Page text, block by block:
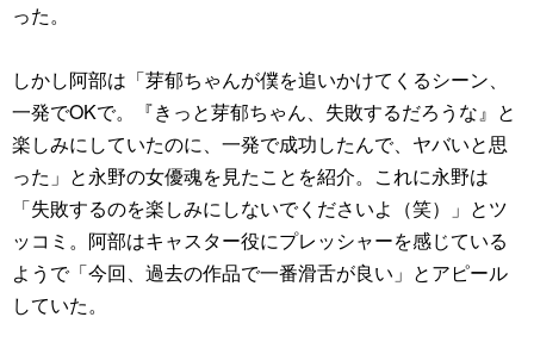
った。
しかし阿部は「芽郁ちゃんが僕を追いかけてくるシーン、
一発でOKで。『きっと芽郁ちゃん、失敗するだろうな』と
楽しみにしていたのに、一発で成功したんで、ヤバいと思
った」と永野の女優魂を見たことを紹介。これに永野は
「失敗するのを楽しみにしないでくださいよ（笑）」とツ
ッコミ。阿部はキャスター役にプレッシャーを感じている
ようで「今回、過去の作品で一番滑舌が良い」とアピール
していた。